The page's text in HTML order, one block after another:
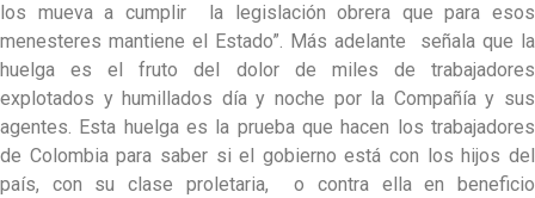
los mueva a cumplir la legislación obrera que para esos
menesteres mantiene el Estado”. Más adelante señala que la
huelga es el fruto del dolor de miles de trabajadores
explotados y humillados día y noche por la Compañía y sus
agentes. Esta huelga es la prueba que hacen los trabajadores
de Colombia para saber si el gobierno está con los hijos del
país, con su clase proletaria, o contra ella en beneficio